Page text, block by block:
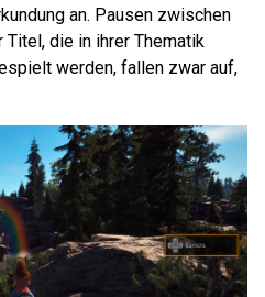
an. Pausen zwischen
die in ihrer Thematik
werden, fallen zwar auf,